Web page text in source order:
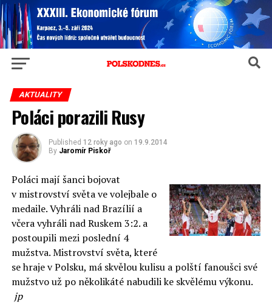
AKTUALITY
Poláci porazili Rusy
Published 12 roky ago on 19.9.2014
By Jaromír Piskoř
Poláci mají šanci bojovat
v mistrovství světa ve volejbale o
medaile. Vyhráli nad Brazílií a
včera vyhráli nad Ruskem 3:2. a
postoupili mezi poslední 4
mužstva. Mistrovství světa, které
se hraje v Polsku, má skvělou kulisu a polští fanoušci své
mužstvo už po několikáté nabudili ke skvělému výkonu.
jp